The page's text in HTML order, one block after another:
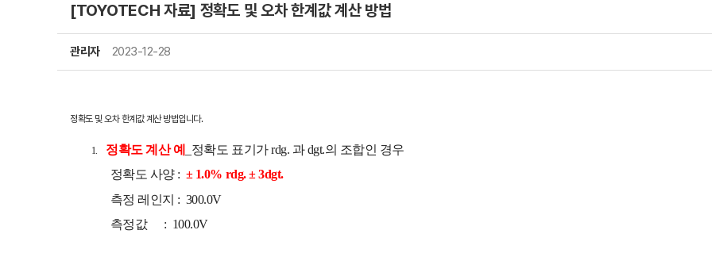
[TOYOTECH 자료] 정확도 및 오차 한계값 계산 방법
관리자 2023-12-28
정확도 및 오차 한계값 계산 방법입니다.
1. 정확도 계산 예
_정확도 표기가 rdg. 과 dgt.의 조합인 경우
정확도 사양 : ± 1.0% rdg. ± 3dgt.
측정 레인지 : 300.0V
측정값 : 100.0V